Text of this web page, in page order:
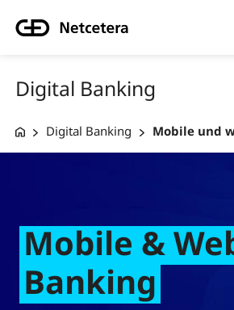
Digital Banking
Digital Banking Mobile und
Mobile &
Banking